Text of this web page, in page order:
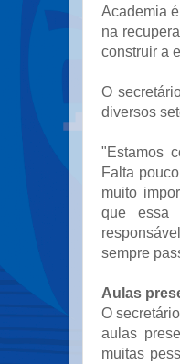
Academia
na
construir a
O
diversos
"Estamos
Falta
muito
que essa
sempre
Aulas
O
aulas
muitas